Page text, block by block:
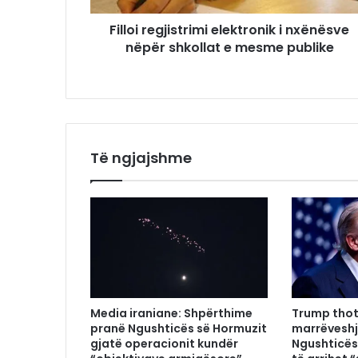
Filloi regjistrimi elektronik i nxënësve
nëpër shkollat e mesme publike
Të ngjajshme
Media iraniane: Shpërthime
pranë Ngushticës së Hormuzit
gjatë operacionit kundër
Trump